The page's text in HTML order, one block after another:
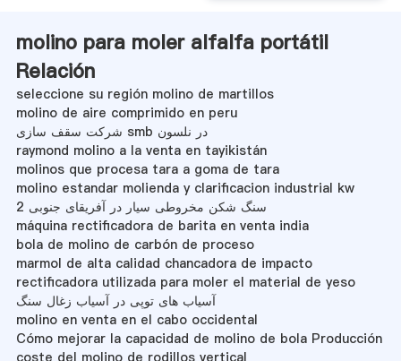
molino para moler alfalfa portátil
Relación
seleccione su región molino de martillos
molino de aire comprimido en peru
شرکت سقف سازی smb در نلسون
raymond molino a la venta en tayikistán
molinos que procesa tara a goma de tara
molino estandar molienda y clarificacion industrial kw
سنگ شکن مخروطی سیار در آفریقای جنوبی 2
máquina rectificadora de barita en venta india
bola de molino de carbón de proceso
marmol de alta calidad chancadora de impacto
rectificadora utilizada para moler el material de yeso
آسیاب های توپی در آسیاب زغال سنگ
molino en venta en el cabo occidental
Cómo mejorar la capacidad de molino de bola Producción
coste del molino de rodillos vertical